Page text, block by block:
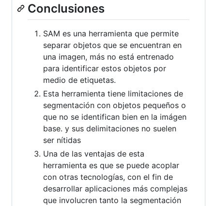
Conclusiones
SAM es una herramienta que permite
separar objetos que se encuentran en
una imagen, más no está entrenado
para identificar estos objetos por
medio de etiquetas.
Esta herramienta tiene limitaciones de
segmentación con objetos pequeños o
que no se identifican bien en la imágen
base. y sus delimitaciones no suelen
ser nítidas
Una de las ventajas de esta
herramienta es que se puede acoplar
con otras tecnologías, con el fin de
desarrollar aplicaciones más complejas
que involucren tanto la segmentación